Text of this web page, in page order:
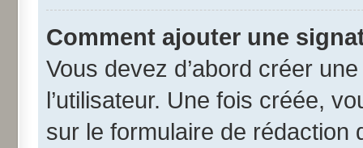
Comment ajouter une
Vous devez d’abord créer
l’utilisateur. Une fois créée,
sur le formulaire de rédaction